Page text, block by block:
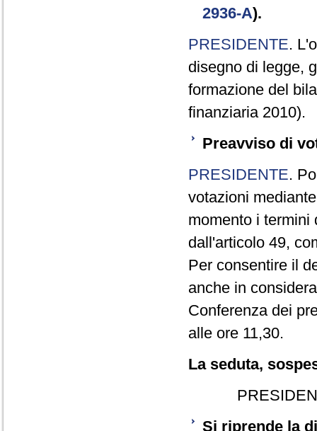
2936-A).
PRESIDENTE.
disegno di legge,
formazione del
finanziaria 2010).
Preavviso di
PRESIDENTE.
votazioni
momento i termini
dall'articolo 49,
Per consentire il
anche in
Conferenza dei
alle ore 11,30.
La seduta,
Si riprende la